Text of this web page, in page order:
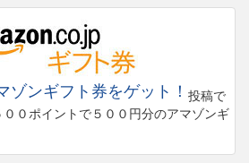
ゾンギフト券をゲット！ 投稿で
００ポイントで５００円分のアマゾンギ